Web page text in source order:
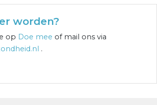
worden?
op Doe mee of mail ons via
.